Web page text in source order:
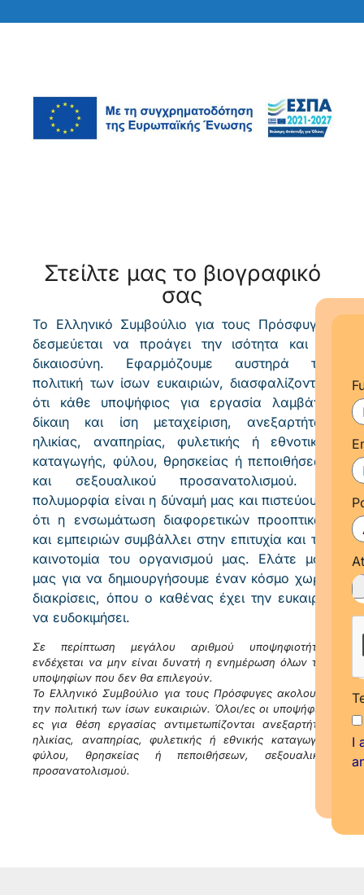
Στείλτε μας το βιογραφικό
σας
Το Ελληνικό Συμβούλιο για τους Πρόσφυγες
δεσμεύεται να προάγει την ισότητα και τη
δικαιοσύνη. Εφαρμόζουμε αυστηρά την
πολιτική των ίσων ευκαιριών, διασφαλίζοντας
ότι κάθε υποψήφιος για εργασία λαμβάνει
δίκαιη και ίση μεταχείριση, ανεξαρτήτως
ηλικίας, αναπηρίας, φυλετικής ή εθνοτικής
καταγωγής, φύλου, θρησκείας ή πεποιθήσεων
και σεξουαλικού προσανατολισμού. Η
πολυμορφία είναι η δύναμή μας και πιστεύουμε
ότι η ενσωμάτωση διαφορετικών προοπτικών
και εμπειριών συμβάλλει στην επιτυχία και την
καινοτομία του οργανισμού μας. Ελάτε μαζί
μας για να δημιουργήσουμε έναν κόσμο χωρίς
διακρίσεις, όπου ο καθένας έχει την ευκαιρία
να ευδοκιμήσει.
Σε περίπτωση μεγάλου αριθμού υποψηφιοτήτων
ενδέχεται να μην είναι δυνατή η ενημέρωση όλων των
υποψηφίων που δεν θα επιλεγούν.
Το Ελληνικό Συμβούλιο για τους Πρόσφυγες ακολουθεί
την πολιτική των ίσων ευκαιριών. Όλοι/ες οι υποψήφιοι/
ες για θέση εργασίας αντιμετωπίζονται ανεξαρτήτως
ηλικίας, αναπηρίας, φυλετικής ή εθνικής καταγωγής,
φύλου, θρησκείας ή πεποιθήσεων, σεξουαλικού
προσανατολισμού.
I